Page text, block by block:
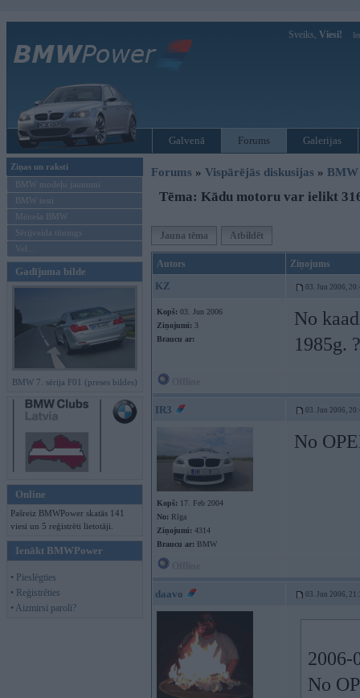
Sveiks, Viesi!
Galvenā Forums Galerijas
Ziņas un raksti
BMW modeļu jaunumi
BMW testi
Mēneša BMW
Sērijveida tūnings
Vel...
Gadījuma bilde
BMW 7. sērija F01 (preses bildes)
Online
Pašreiz BMWPower skatās 141
viesi un 5 reģistrēti lietotāji.
Ienākt BMWPower
• Pieslēgties
• Reģistrēties
• Aizmirsi paroli?
Forums » Vispārējās diskusijas » BMW
Tēma: Kādu motoru var ielikt
Jauna tēma Atbildēt
Autors Ziņojums
KZ 03. Jun 2006,
Kopš: 03. Jun 2006
Ziņojumi: 3
Braucu ar:
No
1985g.
IR3 03. Jun 2006,
Kopš: 17. Feb 2004
No: Rīga
Ziņojumi: 4314
Braucu ar: BMW
No
daavo 03. Jun 2006,
2006-
No